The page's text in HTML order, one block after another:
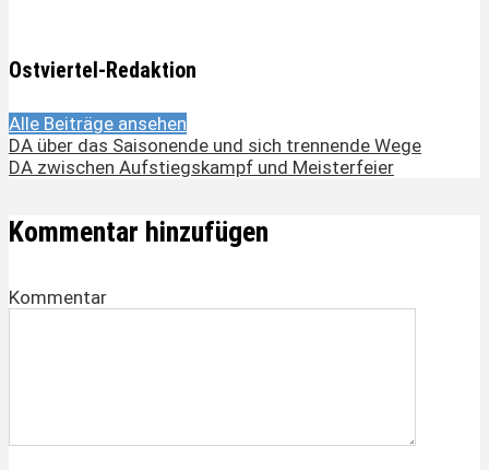
Ostviertel-Redaktion
Alle Beiträge ansehen
DA über das Saisonende und sich trennende Wege
DA zwischen Aufstiegskampf und Meisterfeier
Kommentar hinzufügen
Kommentar